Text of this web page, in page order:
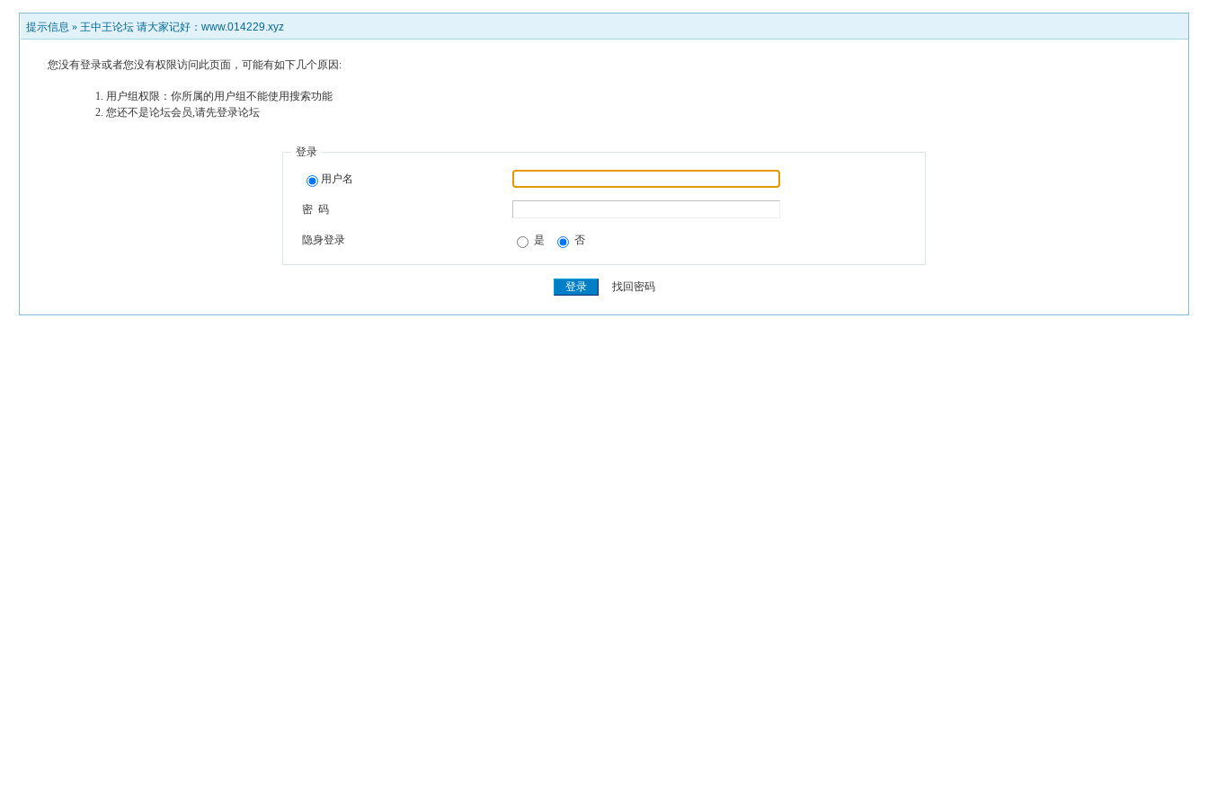
提示信息 » 王中王论坛 请大家记好：www.014229.xyz
您没有登录或者您没有权限访问此页面，可能有如下几个原因:
用户组权限：你所属的用户组不能使用搜索功能
您还不是论坛会员,请先登录论坛
登录
用户名
密 码
隐身登录 是 否
找回密码